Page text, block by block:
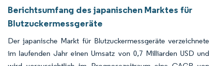
Berichtsumfang des japanischen Marktes für
Blutzuckermessgeräte
Der japanische Markt für Blutzuckermessgeräte verzeichnete
im laufenden Jahr einen Umsatz von 0,7 Milliarden USD und